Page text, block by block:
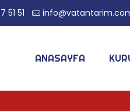
51 51
ANASAYFA